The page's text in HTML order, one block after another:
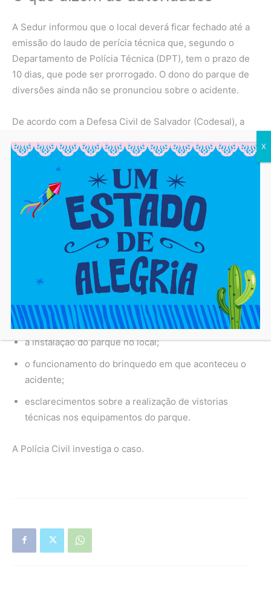
A Sedur informou que o local deverá ficar fechado até a
emissão do laudo de perícia técnica que, segundo o
Departamento de Polícia Técnica (DPT), tem o prazo de
10 dias, que pode ser prorrogado. O dono do parque de
diversões ainda não se pronunciou sobre o acidente.
De acordo com a Defesa Civil de Salvador (Codesal), a
mecânica ou falta de manutenção – o que só poderá
ser comprovado com a perícia.
Em nota, o Corpo de Bombeiros confirmou que prestou
socorro à vítima e que fez a vistoria do parque em
relação a prevenção de incêndio e pânico. A vistoria
em relação a manutenção dos equipamento não é feita
pela corporação.
A Câmara Municipal de Salvador requereu acesso aos
documentos que autorizaram:
a instalação do parque no local;
o funcionamento do brinquedo em que aconteceu o
acidente;
esclarecimentos sobre a realização de vistorias
técnicas nos equipamentos do parque.
A Polícia Civil investiga o caso.
X